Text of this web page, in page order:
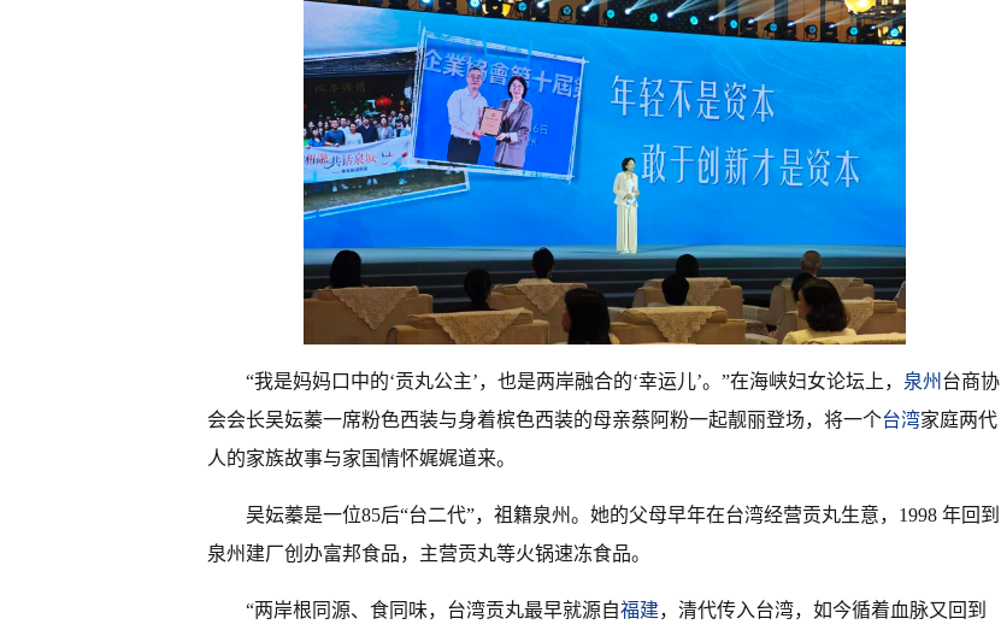
“我是妈妈口中的‘贡丸公主’，也是两岸融合的‘幸运儿’。”在海峡妇女论坛上， 泉州 台商协
会会长吴妘蓁一席粉色西装与身着槟色西装的母亲蔡阿粉一起靓丽登场，将一个台湾家庭两代
人的家族故事与家国情怀娓娓道来。
吴妘蓁是一位85后“台二代”，祖籍泉州。她的父母早年在台湾经营贡丸生意，1998 年回到
泉州建厂创办富邦食品，主营贡丸等火锅速冻食品。
“两岸根同源、食同味，台湾贡丸最早就源自福建，清代传入台湾，如今循着血脉又回到